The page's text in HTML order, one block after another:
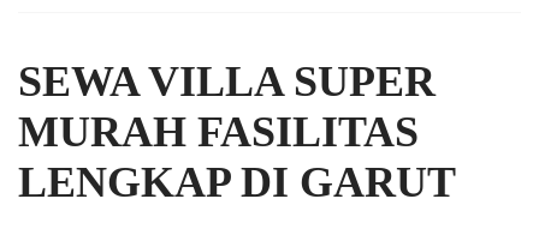
SEWA VILLA SUPER
MURAH FASILITAS
LENGKAP DI GARUT